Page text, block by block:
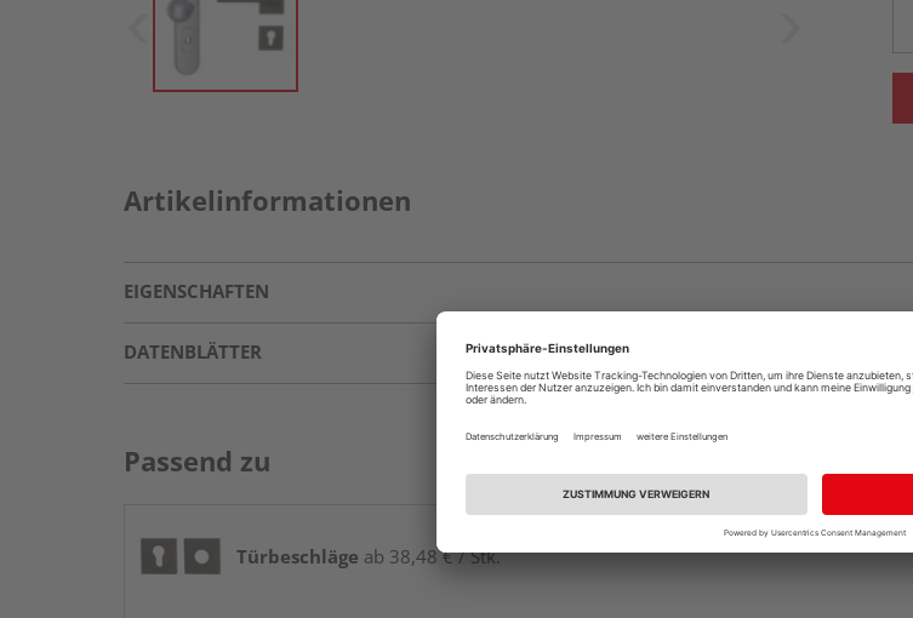
Artikelinformationen
EIGENSCHAFTEN
DATENBLÄTTER
Passend zu
Türbeschläge ab 38,48 € / Stk.